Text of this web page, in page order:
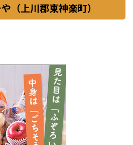
（上川郡東神楽町）